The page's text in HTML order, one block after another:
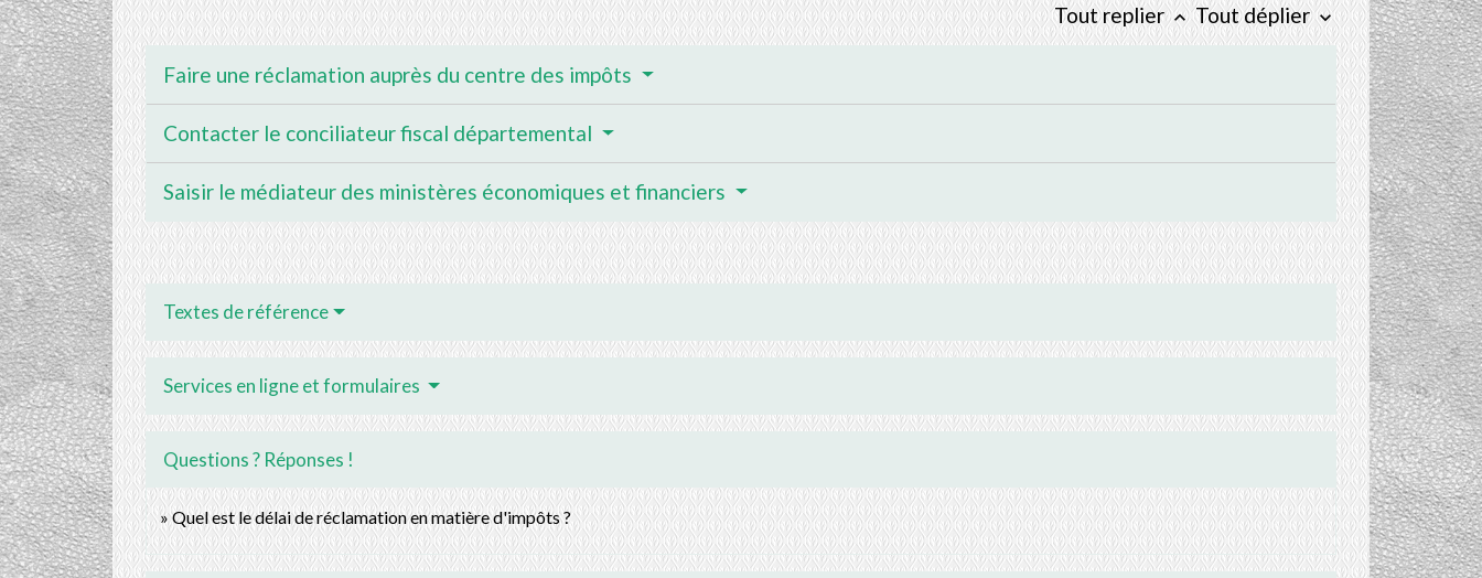
Tout replierkeyboard_arrow_up Tout déplier keyboard_arrow_down
Faire une réclamation auprès du centre des impôts
Contacter le conciliateur fiscal départemental
Saisir le médiateur des ministères économiques et financiers
Textes de référence
Services en ligne et formulaires
Questions ? Réponses !
Quel est le délai de réclamation en matière d'impôts ?